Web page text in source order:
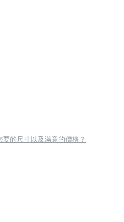
要的尺寸以及滿意的價格？